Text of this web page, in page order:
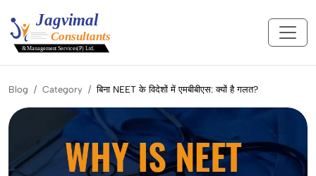
Blog Category बिना NEET के विदेशों में एमबीबीएस: क्यों है गलत?